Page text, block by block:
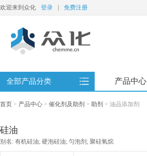
欢迎来到众化 登录 免费注册
全部产品分类 产品中心
首页 > 产品中心 > 催化剂及助剂 > 助剂 > 油品添加剂
硅油
别名: 有机硅油; 硬泡硅油; 匀泡剂; 聚硅氧烷